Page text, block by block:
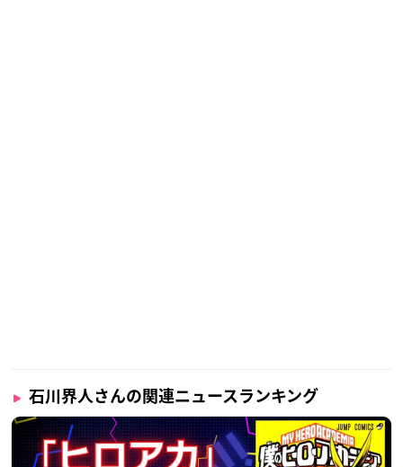
石川界人さんの関連ニュースランキング